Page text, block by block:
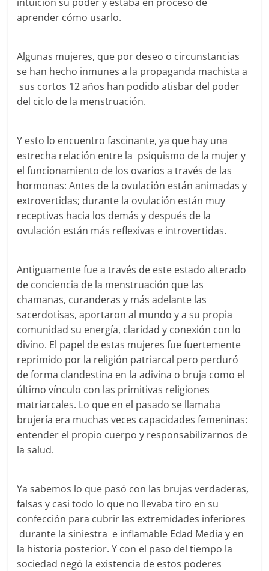
aprender cómo usarlo.
Algunas mujeres, que por deseo o circunstancias
se han hecho inmunes a la propaganda machista a
sus cortos 12 años han podido atisbar del poder
del ciclo de la menstruación.
Y esto lo encuentro fascinante, ya que hay una
estrecha relación entre la psiquismo de la mujer y
el funcionamiento de los ovarios a través de las
hormonas: Antes de la ovulación están animadas y
extrovertidas; durante la ovulación están muy
receptivas hacia los demás y después de la
ovulación están más reflexivas e introvertidas.
Antiguamente fue a través de este estado alterado
de conciencia de la menstruación que las
chamanas, curanderas y más adelante las
sacerdotisas, aportaron al mundo y a su propia
comunidad su energía, claridad y conexión con lo
divino. El papel de estas mujeres fue fuertemente
reprimido por la religión patriarcal pero perduró
de forma clandestina en la adivina o bruja como el
último vínculo con las primitivas religiones
matriarcales. Lo que en el pasado se llamaba
brujería era muchas veces capacidades femeninas:
entender el propio cuerpo y responsabilizarnos de
la salud.
Ya sabemos lo que pasó con las brujas verdaderas,
falsas y casi todo lo que no llevaba tiro en su
confección para cubrir las extremidades inferiores
durante la siniestra e inflamable Edad Media y en
la historia posterior. Y con el paso del tiempo la
sociedad negó la existencia de estos poderes